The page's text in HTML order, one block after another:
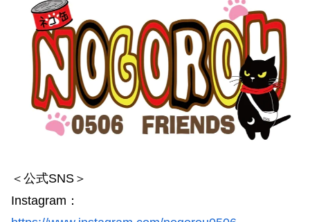
＜公式SNS＞
Instagram：